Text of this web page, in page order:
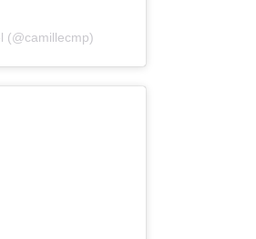
(@camillecmp)